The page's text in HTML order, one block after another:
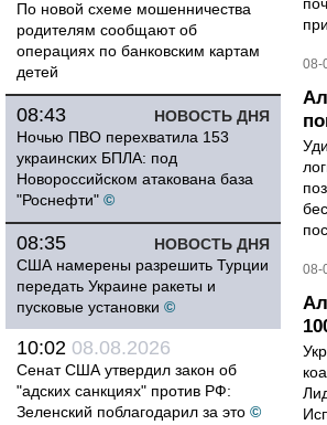
По новой схеме мошенничества
родителям сообщают об
операциях по банковским картам
детей
НОВОСТЬ ДНЯ
08:43
Ночью ПВО перехватила 153
украинских БПЛА: под
Новороссийском атакована база
"Роснефти" ©
НОВОСТЬ ДНЯ
08:35
США намерены разрешить Турции
передать Украине ракеты и
пусковые установки ©
10:02 08.08.2026
Сенат США утвердил закон об
"адских санкциях" против РФ:
Зеленский поблагодарил за это ©
08-
08-